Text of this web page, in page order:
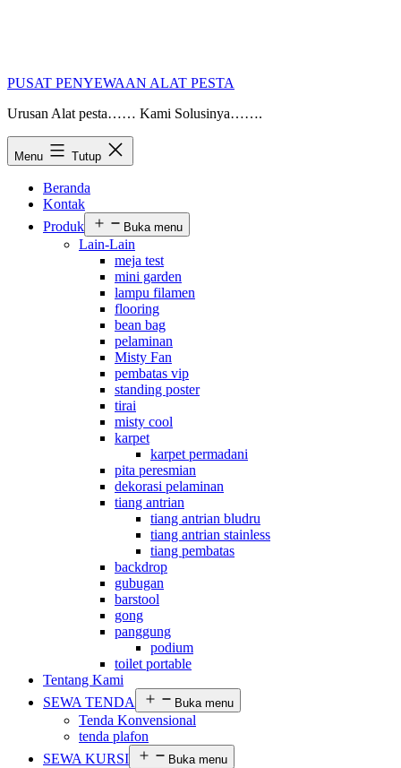
PUSAT PENYEWAAN ALAT PESTA
Urusan Alat pesta…… Kami Solusinya…….
Menu Tutup
Beranda
Kontak
Produk
Buka menu
Lain-Lain
meja test
mini garden
lampu filamen
flooring
bean bag
pelaminan
Misty Fan
pembatas vip
standing poster
tirai
misty cool
karpet
karpet permadani
pita peresmian
dekorasi pelaminan
tiang antrian
tiang antrian bludru
tiang antrian stainless
tiang pembatas
backdrop
gubugan
barstool
gong
panggung
podium
toilet portable
Tentang Kami
SEWA TENDA
Buka menu
Tenda Konvensional
tenda plafon
SEWA KURSI
Buka menu